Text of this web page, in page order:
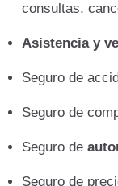
consultas,
Asistencia y
Seguro de
Seguro de
Seguro de
Seguro de